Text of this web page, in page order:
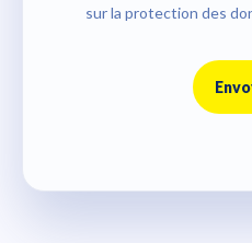
sur la protection des